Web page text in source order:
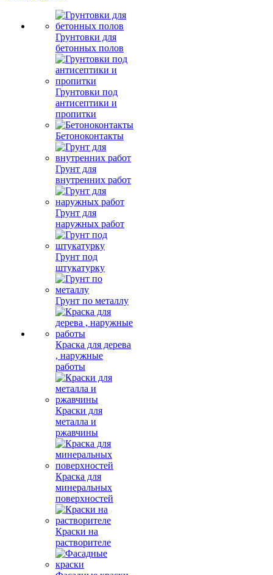
Грунтовки для
бетонных полов
Грунтовки под
антисептики и
пропитки
Бетоноконтакты
Грунт для
внутренних работ
Грунт для
наружных работ
Грунт под
штукатурку
Грунт по металлу
Краска для дерева
, наружные
работы
Краски для
металла и
ржавчины
Краска для
минеральных
поверхностей
Краски на
растворителе